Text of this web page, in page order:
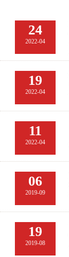
24
2022-04
19
2022-04
11
2022-04
06
2019-09
19
2019-08